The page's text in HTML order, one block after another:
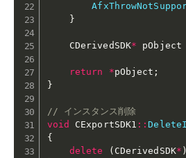
}
    CDerivedSDK
*
return *pObject ;
}
// インスタンス削除
void
CExportSDK1 ::
{
delete
( CDerivedSDK*